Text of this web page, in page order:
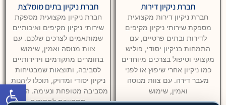
פתח
חברת ניקיון דירות
חברת ניקיון דירות מקצועית
מספקת שירותי ניקיון מקיפים
לדירות ובתים פרטיים, עם
התמחות בניקיון יסודי, פוליש
מקצועי וטיפול בצרכים מיוחדים
כמו ניקיון אחרי שיפוץ או לפני
מעבר דירה. עם צוות מנוסה
ואמין, שימוש
חברת ניקיון בתים מומלצת
חברת ניקיון מקצועית מספקת
שירותי ניקיון מקיפים ואיכותיים
שמותאמים לצרכים שלכם. עם
צוות מנוסה ואמין, שימוש
בחומרים מתקדמים וידידותיים
לסביבה, ותוצאות שמבטיחות
ניקיון יסודי ומדויק, תוכלו ליהנות
מסביבה מטופחת ונעימה. החברה
מתחייבת למחירים